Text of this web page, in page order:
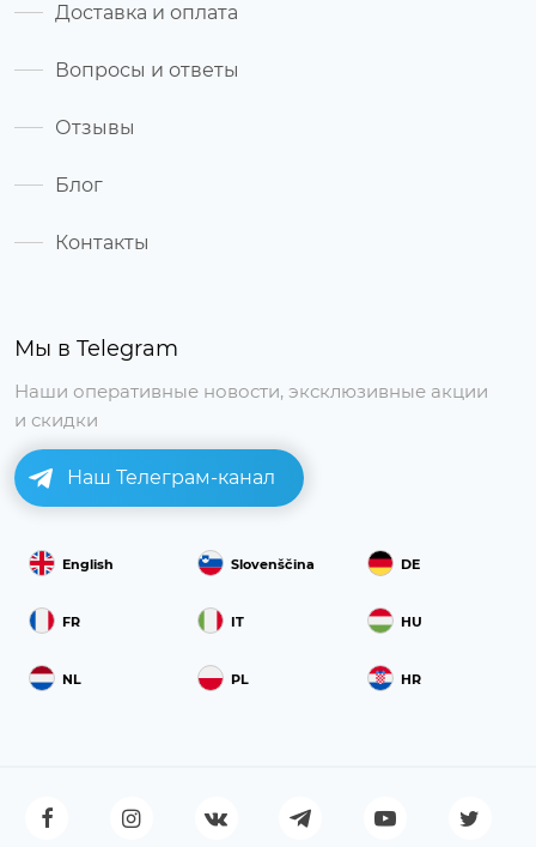
Мы в Telegram
Наши оперативные новости, эксклюзивные акции
и скидки
Наш Телеграм-канал
English Slovenščina DE
FR IT HU
NL PL HR
Доставка и оплата
Вопросы и ответы
Отзывы
Блог
Контакты